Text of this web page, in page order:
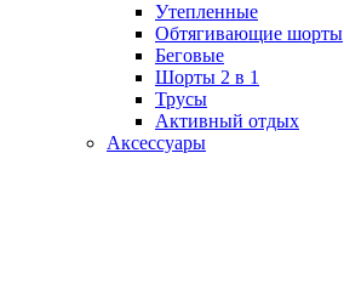
Утепленные
Обтягивающие шорты
Беговые
Шорты 2 в 1
Трусы
Активный отдых
Аксессуары